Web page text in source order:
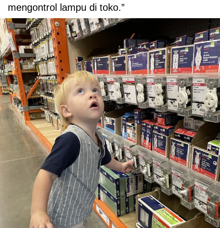
mengontrol lampu di toko.”